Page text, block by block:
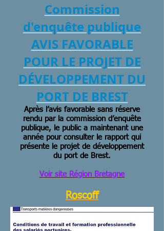
Commission
d'enquête publique
AVIS FAVORABLE
POUR LE PROJET DE
DÉVELOPPEMENT DU
PORT DE BREST
Après l’avis favorable sans réserve
rendu par la commission d’enquête
publique, le public a maintenant une
année pour consulter le rapport qui
présente le projet de développement
du port de Brest.
Voir site Région Bretagne
Roscoff